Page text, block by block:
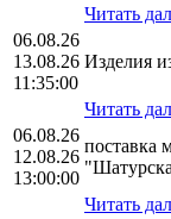
Читать
06.08.26
13.08.26
11:35:00
Изделия
Читать
06.08.26
12.08.26
13:00:00
поставка
Читать